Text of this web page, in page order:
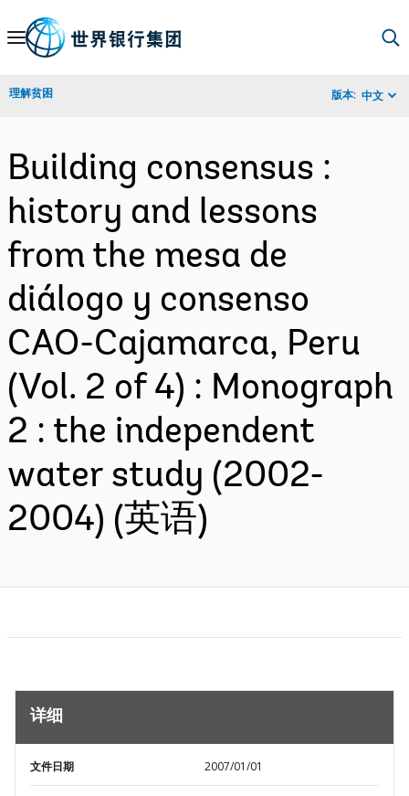
Skip
Navigation
理解贫困 版本: 中文
Building consensus :
history and lessons
from the mesa de
diálogo y consenso
CAO-Cajamarca, Peru
(Vol. 2 of 4) : Monograph
2 : the independent
water study (2002-
2004) (英语)
详细
文件日期 2007/01/01